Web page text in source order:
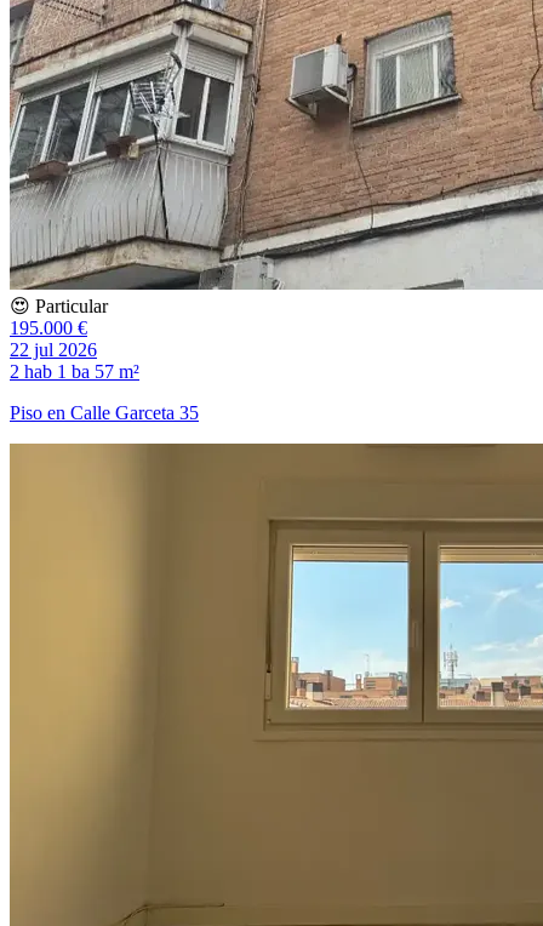
😍 Particular
195.000 €
22 jul 2026
2 hab 1 ba 57 m²
Piso en Calle Garceta 35